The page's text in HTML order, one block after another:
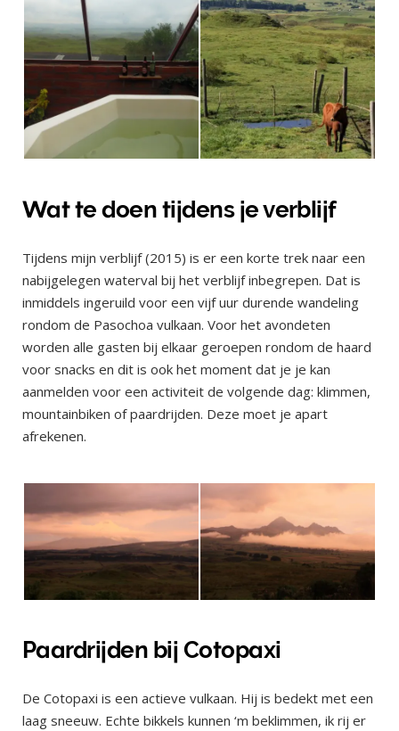
Wat te doen tijdens je verblijf
Tijdens mijn verblijf (2015) is er een korte trek naar een
nabijgelegen waterval bij het verblijf inbegrepen. Dat is
inmiddels ingeruild voor een vijf uur durende wandeling
rondom de Pasochoa vulkaan. Voor het avondeten
worden alle gasten bij elkaar geroepen rondom de haard
voor snacks en dit is ook het moment dat je je kan
aanmelden voor een activiteit de volgende dag: klimmen,
mountainbiken of paardrijden. Deze moet je apart
afrekenen.
Paardrijden bij Cotopaxi
De Cotopaxi is een actieve vulkaan. Hij is bedekt met een
laag sneeuw. Echte bikkels kunnen ‘m beklimmen, ik rij er